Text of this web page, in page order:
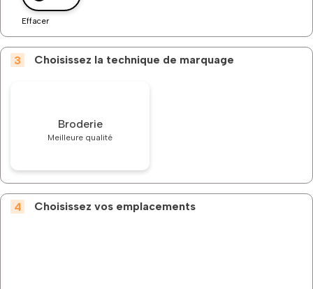
Effacer
Choisissez la technique de marquage
Broderie
Meilleure qualité
Choisissez vos emplacements